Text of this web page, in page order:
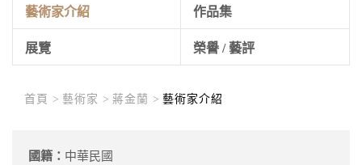
藝術家介紹 作品集
展覽 榮譽 / 藝評
首頁 > 藝術家 > 蔣金蘭 > 藝術家介紹
國籍： 中華民國